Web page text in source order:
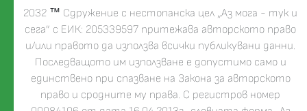
2032 ™ Сдружение с нестопанска цел „Аз мога - тук и
сега” с ЕИК: 205339597 притежава авторското право
и/или правото да използва всички публикувани данни.
Последващото им използване е допустимо само и
единствено при спазване на Закона за авторското
право и сродните му права. С регистров номер